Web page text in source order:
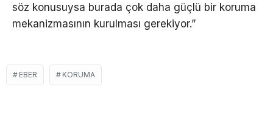
söz konusuysa burada çok daha güçlü bir koruma
mekanizmasının kurulması gerekiyor.”
EBER KORUMA